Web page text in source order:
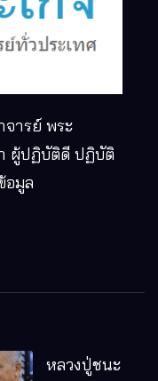
ารย์ พระ
ผู้ปฏิบัติดี ปฏิบัติ
อมูล
หลวงปู่ชนะ